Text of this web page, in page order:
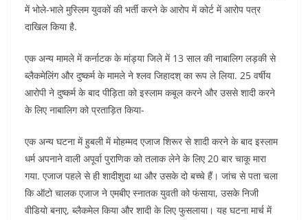
में भोले-भाले मुस्लिम युवकों की भर्ती करने के आरोप में कोर्ट में आरोप पत्र
दाखिल किया है.
एक अन्य मामले में कर्नाटक के मांड्या जिले में 13 साल की नाबालिग लड़की से
ब्लैकमेलिंग और दुष्कर्म के मामले ने श्लव जिहादश् का रूप ले लिया. 25 वर्षीय
आरोपी ने दुष्कर्म के बाद पीड़िता को इस्लाम कबूल करने और उससे शादी करने
के लिए नाबालिग को प्रताड़ित किया-
एक अन्य घटना में हुबली में मोहम्मद एजाज शिरूर से शादी करने के बाद इस्लाम
धर्म अपनाने वाली अपूर्वा पुराणिक को तलाक लेने के लिए 20 बार चाकू मारा
गया. एजाज पहले से ही शादीशुदा था और उसके दो बच्चे हैं। जांच से पता चला
कि ऑटो चालक एजाज ने एमबीए स्नातक युवती को फंसाया, उसके निजी
वीडियो बनाए, ब्लैकमेल किया और शादी के लिए फुसलाया। यह घटना मार्च में